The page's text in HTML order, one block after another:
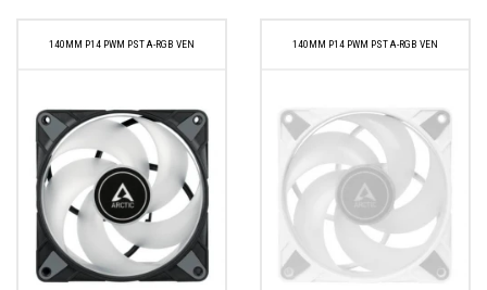
140MM P14 PWM PST A-RGB VEN 140MM P14 PWM PST A-RGB VEN